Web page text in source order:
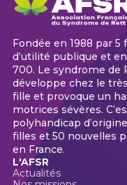
Fondée en 1988 par 5
d’utilité publique et
700. Le syndrome de
développe chez le
fille et provoque un
motrices sévères.
polyhandicap
filles et 50 nouvelles
en France.
L'AFSR
Actualités